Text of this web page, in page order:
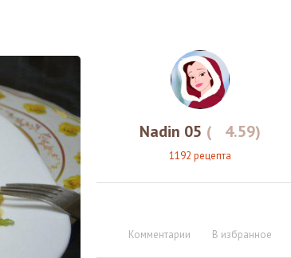
Nadin 05 ( 4.59)
1192 рецепта
Комментарии В избранное